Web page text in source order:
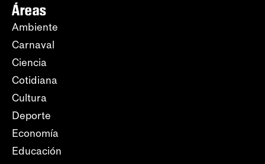
Áreas
Ambiente
Carnaval
Ciencia
Cotidiana
Cultura
Deporte
Economía
Educación